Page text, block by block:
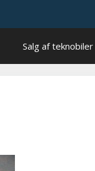
Salg af teknobiler